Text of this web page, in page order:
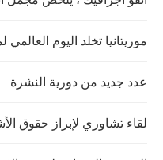
موريتانيا تخلد اليوم
عدد جديد من دورية النشرة
لقاء تشاوري لإبراز حقوق